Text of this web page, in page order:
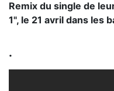
Remix du single de
1", le 21 avril dans les
.